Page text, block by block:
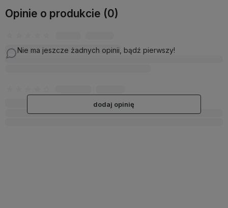
Opinie o produkcie (0)
Nie ma jeszcze żadnych opinii, bądź pierwszy!
dodaj opinię